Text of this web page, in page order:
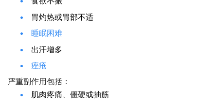
胃灼热或胃部不适
睡眠困难
出汗增多
痤疮
严重副作用包括：
肌肉疼痛、僵硬或抽筋